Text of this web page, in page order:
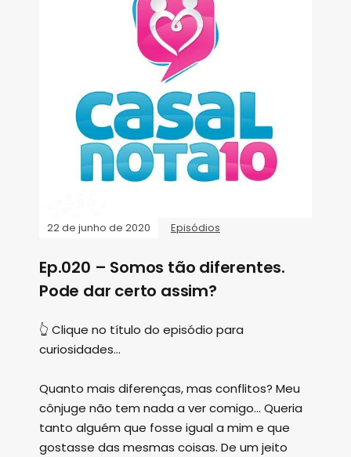
22 de junho de 2020 Episódios
Ep.020 – Somos tão diferentes.
Pode dar certo assim?
👆 Clique no título do episódio para
curiosidades...
Quanto mais diferenças, mas conflitos? Meu
cônjuge não tem nada a ver comigo... Queria
tanto alguém que fosse igual a mim e que
gostasse das mesmas coisas. De um jeito